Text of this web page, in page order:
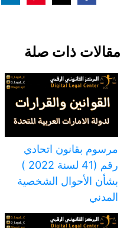
مقالات ذات صلة
مرسوم بقانون اتحادي
رقم (41 لسنة 2022 )
بشأن الأحوال الشخصية
المدني